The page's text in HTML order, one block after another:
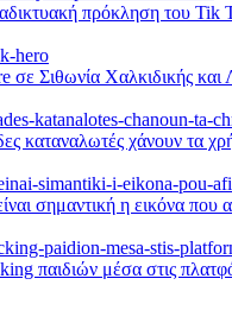
πρόκληση του Tik
σε Σιθωνία Χαλκιδικής και
καταναλωτές χάνουν τα
σημαντική η εικόνα που
παιδιών μέσα στις